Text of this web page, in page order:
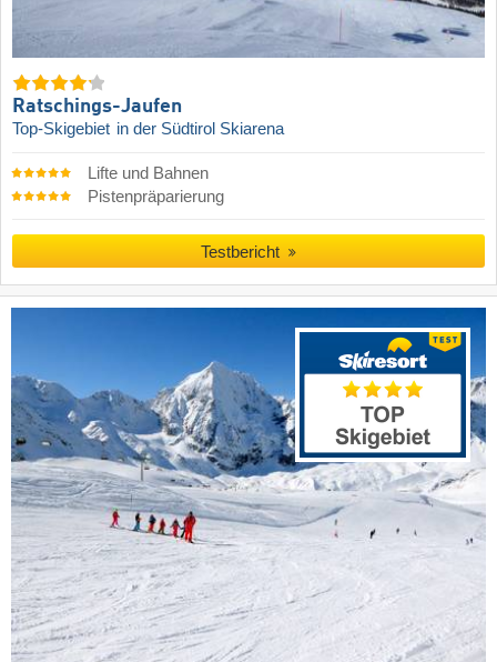
Ratschings-Jaufen
Top-Skigebiet in der Südtirol Skiarena
Lifte und Bahnen
Pistenpräparierung
Testbericht